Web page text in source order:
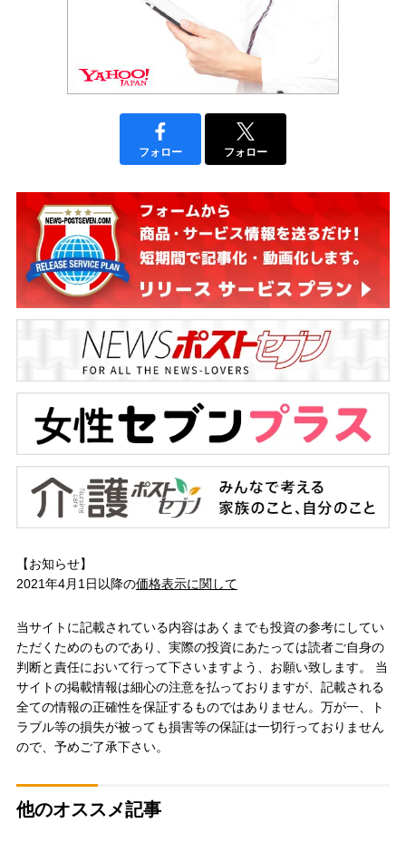
フォロー フォロー
【お知らせ】
2021年4月1日以降の価格表示に関して
当サイトに記載されている内容はあくまでも投資の参考にしてい
ただくためのものであり、実際の投資にあたっては読者ご自身の
判断と責任において行って下さいますよう、お願い致します。 当
サイトの掲載情報は細心の注意を払っておりますが、記載される
全ての情報の正確性を保証するものではありません。万が一、ト
ラブル等の損失が被っても損害等の保証は一切行っておりません
ので、予めご了承下さい。
他のオススメ記事